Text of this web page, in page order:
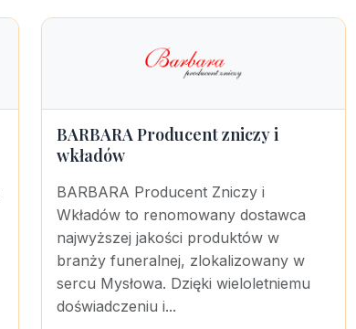
BARBARA Producent zniczy i
wkładów
BARBARA Producent Zniczy i
Wkładów to renomowany dostawca
najwyższej jakości produktów w
branży funeralnej, zlokalizowany w
sercu Mysłowa. Dzięki wieloletniemu
doświadczeniu i...